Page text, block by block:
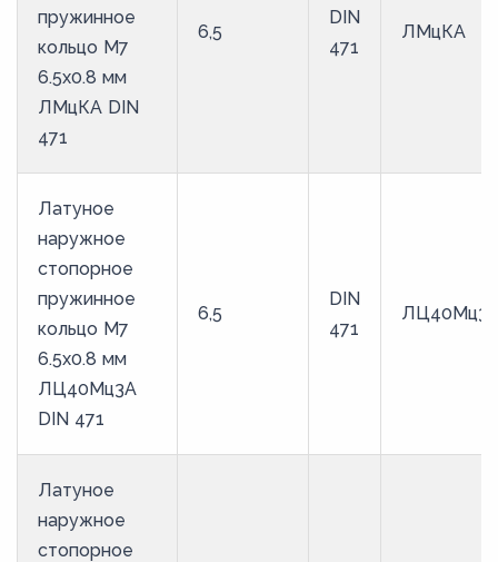
пружинное
кольцо M7
6.5х0.8 мм
ЛМцКА DIN
471
6,5
DIN
471
ЛМцКА
Латуное
наружное
стопорное
пружинное
кольцо M7
6.5х0.8 мм
ЛЦ40Мц3А
DIN 471
6,5
DIN
471
Латуное
наружное
стопорное